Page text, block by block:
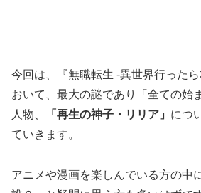
今回は、『無職転生 -異世界行った
おいて、最大の謎であり「全ての始
人物、
「再生の神子・リリア」 につ
ていきます。
アニメや漫画を楽しんでいる方の中